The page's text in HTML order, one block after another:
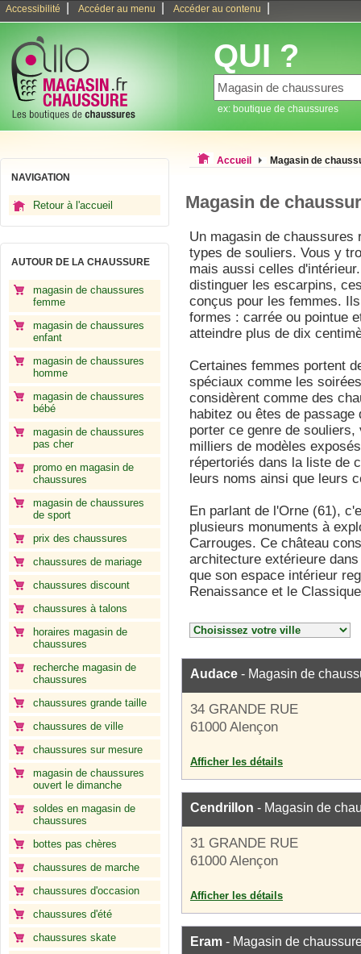
Accessibilité Accéder au menu Accéder au contenu
QUI ?
ex: boutique de chaussures
NAVIGATION
Retour à l'accueil
AUTOUR DE LA CHAUSSURE
magasin de chaussures
femme
magasin de chaussures
enfant
magasin de chaussures
homme
magasin de chaussures
bébé
magasin de chaussures
pas cher
promo en magasin de
chaussures
magasin de chaussures
de sport
prix des chaussures
chaussures de mariage
chaussures discount
chaussures à talons
horaires magasin de
chaussures
recherche magasin de
chaussures
chaussures grande taille
chaussures de ville
chaussures sur mesure
magasin de chaussures
ouvert le dimanche
soldes en magasin de
chaussures
bottes pas chères
chaussures de marche
chaussures d'occasion
chaussures d'été
chaussures skate
Accueil Magasin de
Magasin de
Un magasin de chaussures
types de souliers. Vous y
mais aussi celles
distinguer les escarpins,
conçus pour les femmes.
formes : carrée ou pointue
atteindre plus de dix
Certaines femmes portent
spéciaux comme les
considèrent comme des
habitez ou êtes de
porter ce genre de
milliers de modèles
répertoriés dans la liste de
leurs noms ainsi que leurs
En parlant de l'Orne (61),
plusieurs monuments à
Carrouges. Ce château
architecture extérieure
que son espace intérieur
Renaissance et le
Audace - Magasin de
34 GRANDE RUE
61000 Alençon
Afficher les détails
Cendrillon - Magasin de
31 GRANDE RUE
61000 Alençon
Afficher les détails
Eram - Magasin de